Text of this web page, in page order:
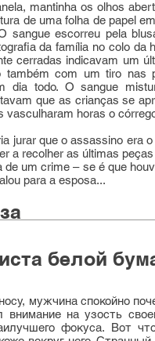
mantinha os olhos
de uma folha de papel
sangue escorreu pela
da família no colo da
cerradas indicavam um
também com um tiro
dia todo. O sangue
que as crianças se
vasculharam horas o
jurar que o assassino era
a recolher as últimas
de um crime – se é que
para a esposa...
белой
мужчина спокойно
внимание на узость
фокуса. Вот